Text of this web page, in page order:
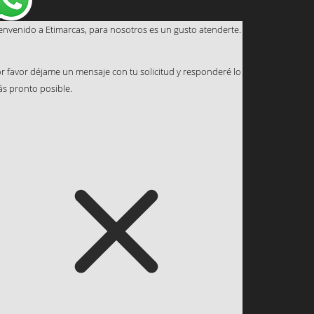
a Etimarcas, para nosotros es un gusto atenderte.
favor déjame un mensaje con tu solicitud y responderé lo
pronto posible.